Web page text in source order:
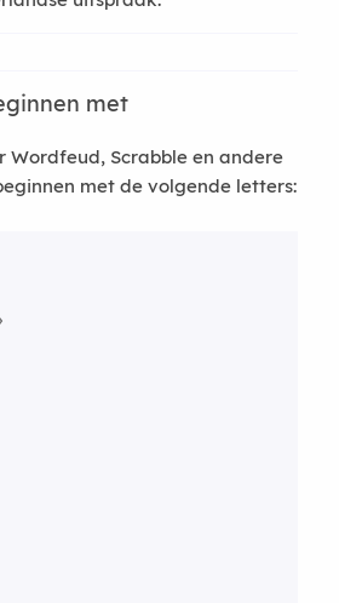
met
Wordfeud, Scrabble en andere
met de volgende letters: